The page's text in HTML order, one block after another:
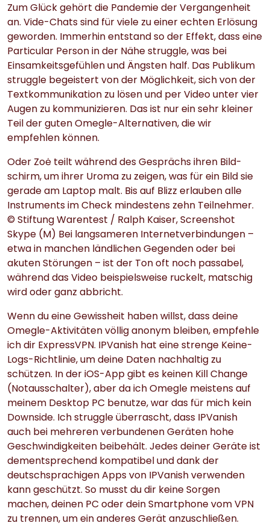
Zum Glück gehört die Pandemie der Vergangenheit
an. Vide-Chats sind für viele zu einer echten Erlösung
geworden. Immerhin entstand so der Effekt, dass eine
Particular Person in der Nähe struggle, was bei
Einsamkeitsgefühlen und Ängsten half. Das Publikum
struggle begeistert von der Möglichkeit, sich von der
Textkommunikation zu lösen und per Video unter vier
Augen zu kommunizieren. Das ist nur ein sehr kleiner
Teil der guten Omegle-Alternativen, die wir
empfehlen können.
Oder Zoė teilt während des Gesprächs ihren Bild­
schirm, um ihrer Uroma zu zeigen, was für ein Bild sie
gerade am Laptop malt. Bis auf Blizz erlauben alle
Instruments im Check mindestens zehn Teilnehmer.
© Stiftung Warentest / Ralph Kaiser, Screenshot
Skype (M) Bei lang­sameren Internet­verbindungen –
etwa in manchen ländlichen Gegenden oder bei
akuten Störungen – ist der Ton oft noch passabel,
während das Video beispiels­weise ruckelt, matschig
wird oder ganz abbricht.
Wenn du eine Gewissheit haben willst, dass deine
Omegle-Aktivitäten völlig anonym bleiben, empfehle
ich dir ExpressVPN. IPVanish hat eine strenge Keine-
Logs-Richtlinie, um deine Daten nachhaltig zu
schützen. In der iOS-App gibt es keinen Kill Change
(Notausschalter), aber da ich Omegle meistens auf
meinem Desktop PC benutze, war das für mich kein
Downside. Ich struggle überrascht, dass IPVanish
auch bei mehreren verbundenen Geräten hohe
Geschwindigkeiten beibehält. Jedes deiner Geräte ist
dementsprechend kompatibel und dank der
deutschsprachigen Apps von IPVanish verwenden
kann geschützt. So musst du dir keine Sorgen
machen, deinen PC oder dein Smartphone vom VPN
zu trennen, um ein anderes Gerät anzuschließen.